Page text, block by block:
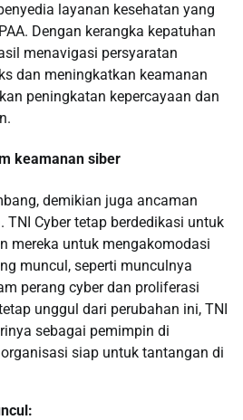
layanan kesehatan yang
Dengan kerangka kepatuhan
menavigasi persyaratan
dan meningkatkan keamanan
peningkatan kepercayaan dan
keamanan siber
demikian juga ancaman
TNI Cyber ​​tetap berdedikasi untuk
mereka untuk mengakomodasi
muncul, seperti munculnya
perang cyber dan proliferasi
unggul dari perubahan ini, TNI
sebagai pemimpin di
siap untuk tantangan di